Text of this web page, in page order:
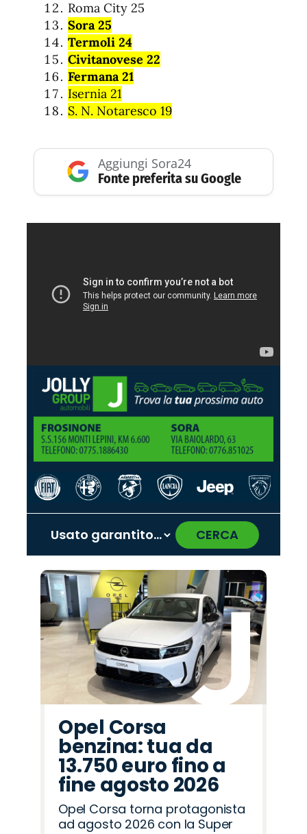
Roma City 25
Sora 25
Termoli 24
Civitanovese 22
Fermana 21
Isernia 21
S. N. Notaresco 19
Aggiungi Sora24
Fonte preferita su Google
CERCA
Promo
Opel
Promo
Mazda
Promo
Lancia
Promo
Abarth
Promo
Omoda
Promo
Jeep
Promo
Cupra
Promo
Seat
Promo
Jaecoo
Promo
Fiat
Promo
Peugeot
Promo
Hyundai
Promo
Citroën
Promo
Land
Rover
Promo
Alfa
Romeo
‹ ›
Opel Corsa
benzina: tua da
13.750 euro fino a
fine agosto 2026
Opel Corsa torna protagonista
ad agosto 2026 con la Super